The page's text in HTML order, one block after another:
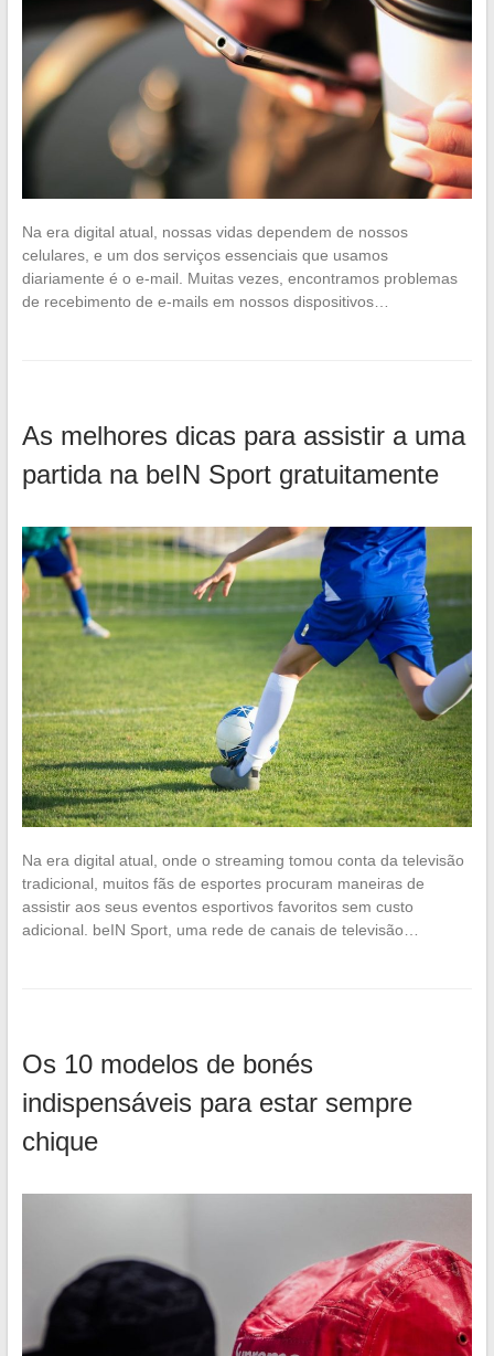
Na era digital atual, nossas vidas dependem de nossos
celulares, e um dos serviços essenciais que usamos
diariamente é o e-mail. Muitas vezes, encontramos problemas
de recebimento de e-mails em nossos dispositivos…
As melhores dicas para assistir a uma
partida na beIN Sport gratuitamente
Na era digital atual, onde o streaming tomou conta da televisão
tradicional, muitos fãs de esportes procuram maneiras de
assistir aos seus eventos esportivos favoritos sem custo
adicional. beIN Sport, uma rede de canais de televisão…
Os 10 modelos de bonés
indispensáveis para estar sempre
chique